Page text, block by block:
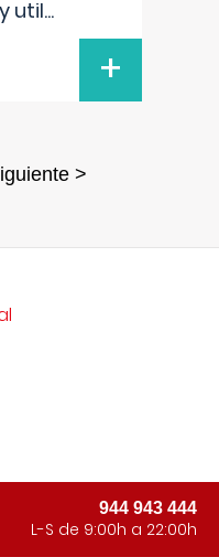
util...
+
>
944 943 444
L-S de 9:00h a 22:00h